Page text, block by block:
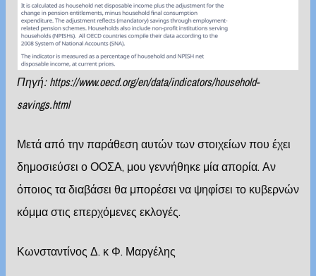
Πηγή:https://www.oecd.org/en/data/indicators/household-
savings.html
Μετά από την παράθεση αυτών των στοιχείων που έχει
δημοσιεύσει ο ΟΟΣΑ, μου γεννήθηκε μία απορία. Αν
όποιος τα διαβάσει θα μπορέσει να ψηφίσει το κυβερνών
κόμμα στις επερχόμενες εκλογές.
Κωνσταντίνος Δ. κ Φ. Μαργέλης